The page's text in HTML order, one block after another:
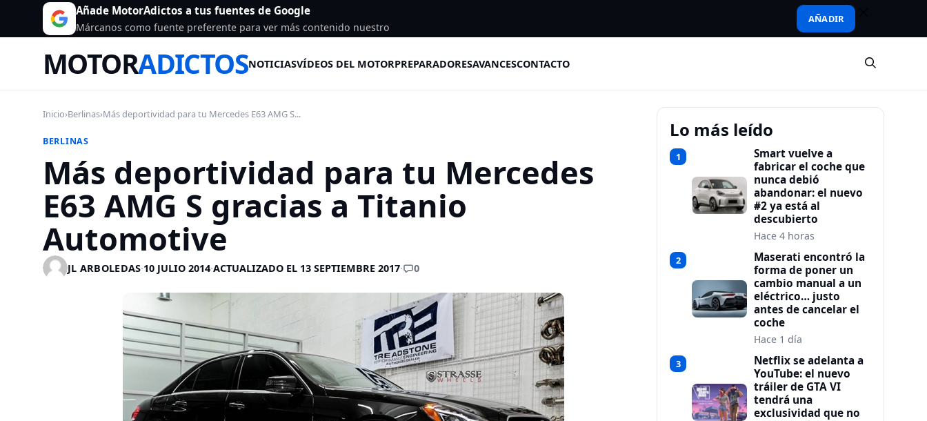
Añade MotorAdictos a tus fuentes de Google
Márcanos como fuente preferente para ver más contenido nuestro
AÑADIR
MOTORADICTOSNOTICIASVÍDEOS DEL MOTORPREPARADORESAVANCESCONTACTO
Inicio›Berlinas›Más deportividad para tu Mercedes E63 AMG S...
BERLINAS
Más deportividad para tu Mercedes
E63 AMG S gracias a Titanio
Automotive
JL ARBOLEDAS·10 JULIO 2014·ACTUALIZADO EL 13 SEPTIEMBRE 2017· 0
Lo más leído
1
Smart vuelve a
fabricar el coche que
nunca debió
abandonar: el nuevo
#2 ya está al
descubierto
Hace 4 horas
2
Maserati encontró la
forma de poner un
cambio manual a un
eléctrico… justo
antes de cancelar el
coche
Hace 1 día
3
Netflix se adelanta a
YouTube: el nuevo
tráiler de GTA VI
tendrá una
exclusividad que no